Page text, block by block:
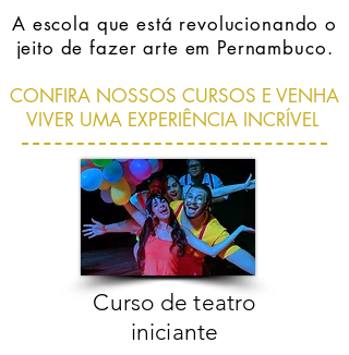
A escola que está revolucionando o
jeito de fazer arte em Pernambuco.
CONFIRA NOSSOS CURSOS E VENHA
VIVER UMA EXPERIÊNCIA INCRÍVEL
Curso de teatro
iniciante